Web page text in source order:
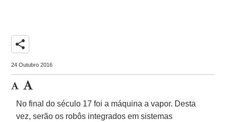
share
24 Outubro 2016
No final do século 17 foi a máquina a vapor. Desta
vez, serão os robôs integrados em sistemas